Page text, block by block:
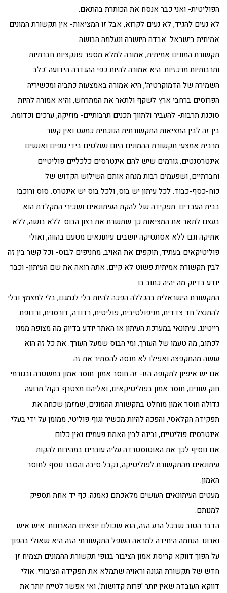
הפוליטית- ואני כבר אנסח את הכותרת בהתאם.
לא נעים להגיד, לא נעים לקרוא, אבל זו המציאות- אין תקשורת המונים
אמיתית בישראל. אבדה היושרה ונעלמה הבושה.
תקשורת המונים אמיתית, אמורה למלא מספר פונקציות חברתיות
ותרבותיות מרכזיות. היא אמורה להיות כפי ההגדרה הידועה 'כלב
השמירה של הדמוקרטיה', היא אמורה באמצעות כתביה ומכשיריה
הפרוסים ברחבי ארץ לשקף ולתאר את המתרחש, והיא אמורה להיות
סוכנת תרבות- להעביר ולתווך תכנים תרבותיים- מוזיקה, ערכים וכדומה.
בין זה לבין המציאות התקשורתית הנוכחית כמעט ואין קשר.
מרבית אמצעי תקשורת ההמונים היום נשלטים בידי גופים ואנשים
אינטרסנטים, גורמים שיש להם אינטרסים כלכליים פוליטיים
וחברתיים, ושפעמים רבות מנחה אותם השילוש הקדוש של
כוח-כסף-כבוד. לכל עיתון יש בוס, ולכל בוס יש אינטרס. סוס ורוכבו
בבית העבדים. תפקידה של להקת העיתונאים ושכירי המקלדת הוא
בעצם לתאר את המציאות כך שתשרת את רצון הבוס. ללא בושה, ללא
אתיקה וגם ללא אסתטיקה יושבים עיתונאים מטעם בהווה, ואולי
פוליטיקאים בעתיד, תוקפים את האויב, מחניפים לבוס- וכל קשר בין זה
לבין תקשורת אמיתית פשוט לא קיים. אתה רואה את שם העיתון- וכבר
יודע בדיוק מה יהיה כתוב בו.
התקשורת הישראלית בהכללה הפכה להיות בלי לגמגם, בלי למצמץ ובלי
להתנצל חד צדדית, מניפולטיבית, פוליטית, רדודה, דורסנית, ורדופת
רייטינג. עיתונאי במערכת העיתון או האתר יודע בדיוק מה מצופה ממנו
לכתוב, מה טעמו של העורך, ומי הבוס שמעל העורך. את כל זה הוא
עושה מהמקפצה ואפילו לא מנסה להסתיר את זה.
אם יש איפיון לתקופה הזו- זה חוסר אמון. חוסר אמון במשטרה ובגורמי
חוק שונים, חוסר אמון בפוליטיקאים, ואליהם מצטרף בקול תרועה
גדולה חוסר אמון מוחלט בתקשורת ההמונים, שמזמן שכחה את
תפקידה הקלאסי, והפכה להיות מכשיר וגוף פוליטי, ממומן על ידי בעלי
אינטרסים פוליטיים, ובינה לבין האמת פעמים ואין כלום.
אם נוסיף לכך את האוטוסטרדה עליה עוברים במהירות להקות
עיתונאים מהתקשורת לפוליטיקה, נקבל סיבה והסבר נוסף לחוסר
האמון.
מעטים העיתונאים העושים מלאכתם נאמנה. כף יד אחת תספיק
למנותם.
הדבר הטוב שבכל הרע הזה, הוא שכולם יוצאים מהארונות. איש איש
וארונו. הנחמה היחידה למראה השפל התקשורתי הזה היא שאולי בהפוך
על הפוך דווקא קריסת אמון הציבור בגופי תקשורת ההמונים תצמיח זן
חדש של תקשורת הגונה וראויה שתמלא את תפקידה הציבורי. אולי
דווקא העובדה שאין יותר 'פרות קדושות', ואי אפשר לטייח יותר את